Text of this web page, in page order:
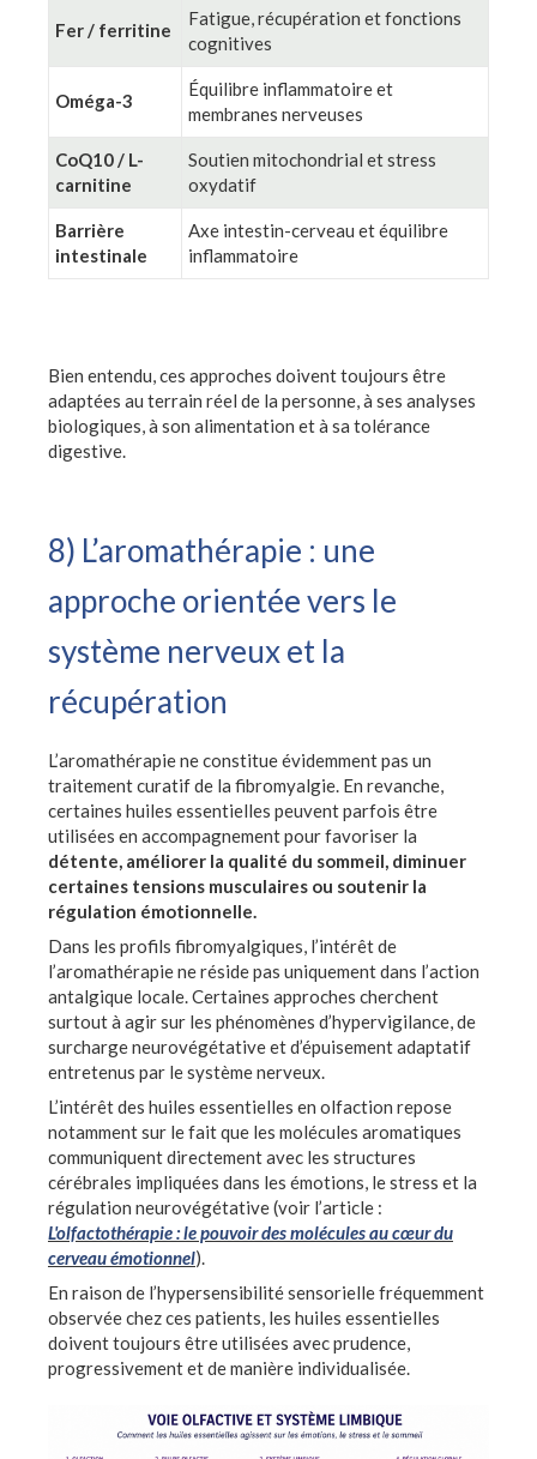
Fer / ferritine
Fatigue, récupération et fonctions
cognitives
Oméga-3
Équilibre inflammatoire et
membranes nerveuses
CoQ10 / L-
carnitine
Soutien mitochondrial et stress
oxydatif
Barrière
intestinale
Axe intestin-cerveau et équilibre
inflammatoire
Bien entendu, ces approches doivent toujours être
adaptées au terrain réel de la personne, à ses analyses
biologiques, à son alimentation et à sa tolérance
digestive.
8) L’aromathérapie : une
approche orientée vers le
système nerveux et la
récupération
L’aromathérapie ne constitue évidemment pas un
traitement curatif de la fibromyalgie. En revanche,
certaines huiles essentielles peuvent parfois être
utilisées en accompagnement pour favoriser la
détente, améliorer la qualité du sommeil, diminuer
certaines tensions musculaires ou soutenir la
régulation émotionnelle.
Dans les profils fibromyalgiques, l’intérêt de
l’aromathérapie ne réside pas uniquement dans l’action
antalgique locale. Certaines approches cherchent
surtout à agir sur les phénomènes d’hypervigilance, de
surcharge neurovégétative et d’épuisement adaptatif
entretenus par le système nerveux.
L’intérêt des huiles essentielles en olfaction repose
notamment sur le fait que les molécules aromatiques
communiquent directement avec les structures
cérébrales impliquées dans les émotions, le stress et la
régulation neurovégétative (voir l’article :
L'olfactothérapie : le pouvoir des molécules au cœur du
cerveau émotionnel).
En raison de l’hypersensibilité sensorielle fréquemment
observée chez ces patients, les huiles essentielles
doivent toujours être utilisées avec prudence,
progressivement et de manière individualisée.